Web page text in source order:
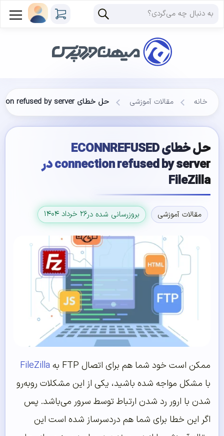
خانه مقالات آموزشی حل خطای ECONNREFUSED connection refused by server در FileZilla
حل خطای ECONNREFUSED
connection refused by server در
FileZilla
مقالات آموزشی بروزرسانی شده در۲۶ خرداد ۱۴۰۴
ممکن است خود شما هم برای اتصال FTP به
FileZilla
با مشکل مواجه شده باشید، یکی از این مشکلات روبه‌رو
شدن با ارور رد شدن ارتباط توسط سرور می‌باشد. پس
اگر این خطا برای شما هم دردسرساز شده است این